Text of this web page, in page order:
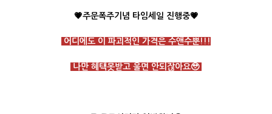
💗주문폭주기념 타임세일 진행중💗
어디에도 이 파괴적인 가격은 수앤수뿐!!!
나만 혜택못받고 울면 안되잖아요🥹